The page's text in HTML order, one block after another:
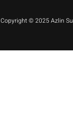
Copyright © 2025 Azlin